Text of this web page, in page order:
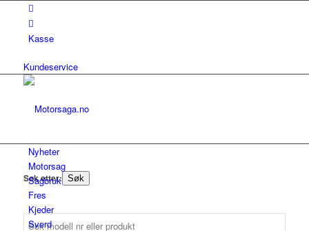
Kasse
Kundeservice
Søk etter: Søk
Nyheter
Motorsag
Sagbruk
Fres
Kjeder
Sverd